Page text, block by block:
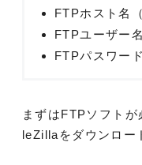
FTPホスト名
FTPユーザー
FTPパスワード
まずはFTPソフト
leZillaをダウンロー